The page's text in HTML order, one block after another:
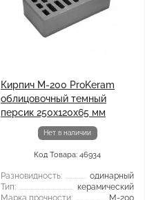
Кирпич М-200 ProKeram
облицовочный темный
персик 250х120х65 мм
Нет в наличии
Код Товара: 46934
Разновидность:
одинарный
Тип:
керамический
Марка прочности:
М-200